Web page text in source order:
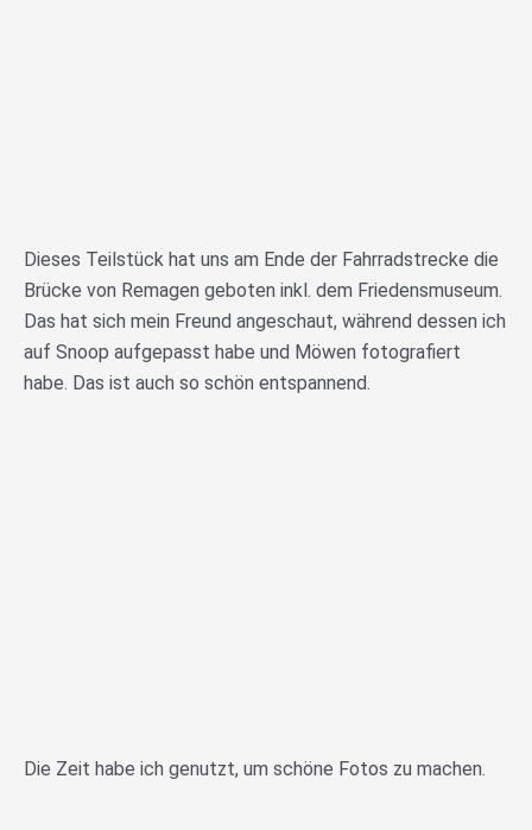
Dieses Teilstück hat uns am Ende der Fahrradstrecke die
Brücke von Remagen geboten inkl. dem Friedensmuseum.
Das hat sich mein Freund angeschaut, während dessen ich
auf Snoop aufgepasst habe und Möwen fotografiert
habe. Das ist auch so schön entspannend.
Die Zeit habe ich genutzt, um schöne Fotos zu machen.